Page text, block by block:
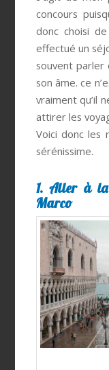
concours
donc choisi
effectué un
souvent parler
son âme. ce
vraiment qu’il
attirer les
Voici donc les
sérénissime.
1. Aller à la
Marco